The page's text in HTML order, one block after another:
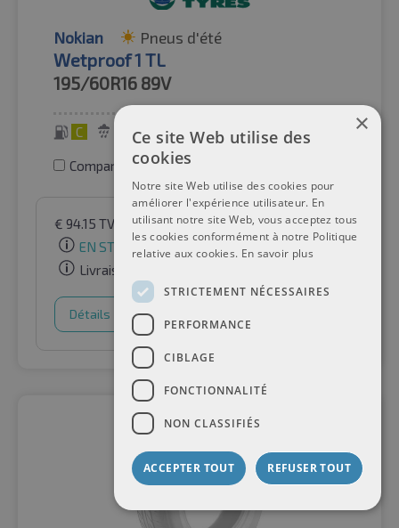
Nokian Pneus d'été
Wetproof 1 TL
195/60R16 89V
C 68 dB
Comparer les pneus
€ 94.15 TVA inclusepar Auto-Raifen GmbH
EN STOCK
Livraison gratuite
Détails Panier d'achat
×
Ce site Web utilise des
cookies
Notre site Web utilise des cookies pour
améliorer l'expérience utilisateur. En
utilisant notre site Web, vous acceptez tous
les cookies conformément à notre Politique
relative aux cookies. En savoir plus
STRICTEMENT NÉCESSAIRES
PERFORMANCE
CIBLAGE
FONCTIONNALITÉ
NON CLASSIFIÉS
ACCEPTER TOUT REFUSER TOUT